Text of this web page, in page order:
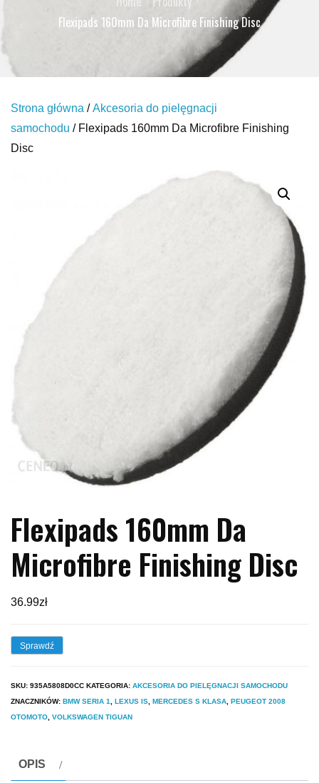
Flexipads 160mm Da Microfibre Finishing Disc
Strona główna /Akcesoria do pielęgnacji
samochodu / Flexipads 160mm Da Microfibre Finishing
Disc
Flexipads 160mm Da
Microfibre Finishing Disc
36.99zł
Sprawdź
SKU: 935A5808D0CC KATEGORIA: AKCESORIA DO PIELĘGNACJI SAMOCHODU
ZNACZNIKÓW: BMW SERIA 1 LEXUS IS MERCEDES S KLASA PEUGEOT 2008
OTOMOTO VOLKSWAGEN TIGUAN
OPIS